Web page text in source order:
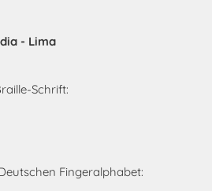
- Lima
Schrift:
Fingeralphabet: